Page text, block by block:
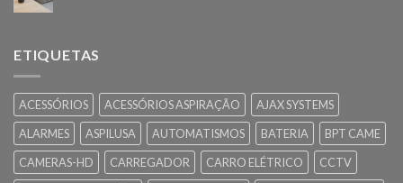
ETIQUETAS
ACESSÓRIOS ACESSÓRIOS ASPIRAÇÃO
AJAX SYSTEMS
ALARMES
ASPILUSA AUTOMATISMOS BATERIA
BPT CAME
CAMERAS-HD
CARREGADOR CARRO ELÉTRICO
CCTV